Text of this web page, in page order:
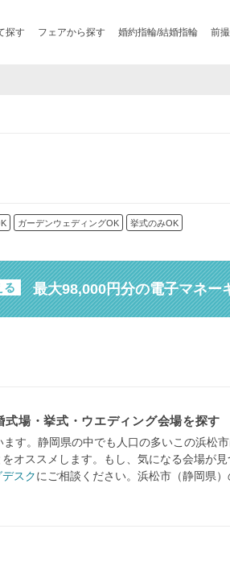
探す フェアから探す 婚約指輪/結婚指輪 前
ガーデンウェディングOK 挙式のみOK
る 最大98,000円分の電子マネー
場・挙式・ウエディング会場を探す
す。静岡県の中でも人口の多いこの浜松
オススメします。もし、気になる会場が
スクにご相談ください。浜松市（静岡県